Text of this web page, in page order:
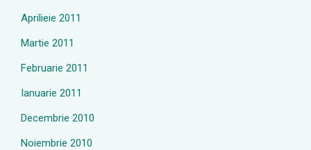
Aprilieie 2011
Martie 2011
Februarie 2011
Ianuarie 2011
Decembrie 2010
Noiembrie 2010